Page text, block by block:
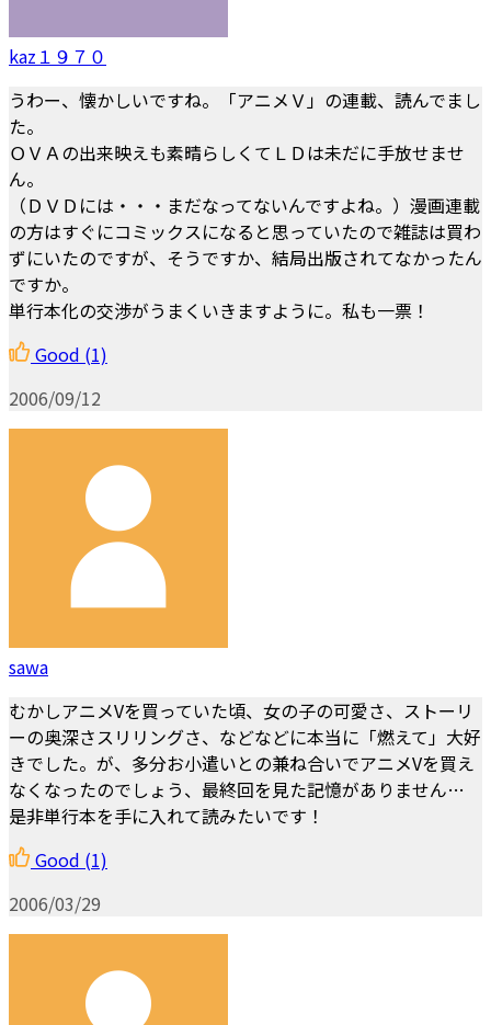
kaz１９７０
うわー、懐かしいですね。「アニメＶ」の連載、読んでまし
た。
ＯＶＡの出来映えも素晴らしくてＬＤは未だに手放せませ
ん。
（ＤＶＤには・・・まだなってないんですよね。）漫画連載
の方はすぐにコミックスになると思っていたので雑誌は買わ
ずにいたのですが、そうですか、結局出版されてなかったん
ですか。
単行本化の交渉がうまくいきますように。私も一票！
Good (1)
2006/09/12
sawa
むかしアニメVを買っていた頃、女の子の可愛さ、ストーリ
ーの奥深さスリリングさ、などなどに本当に「燃えて」大好
きでした。が、多分お小遣いとの兼ね合いでアニメVを買え
なくなったのでしょう、最終回を見た記憶がありません…
是非単行本を手に入れて読みたいです！
Good (1)
2006/03/29